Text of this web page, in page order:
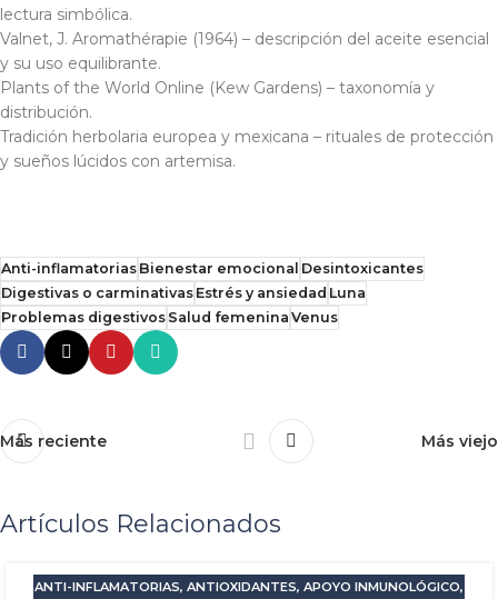
lectura simbólica.
Valnet, J. Aromathérapie (1964) – descripción del aceite esencial
y su uso equilibrante.
Plants of the World Online (Kew Gardens) – taxonomía y
distribución.
Tradición herbolaria europea y mexicana – rituales de protección
y sueños lúcidos con artemisa.
Anti-inflamatoriasBienestar emocional Desintoxicantes
Digestivas o carminativasEstrés y ansiedad Luna
Problemas digestivosSalud femenina Venus
Más reciente Más viejo
Artículos Relacionados
ANTI-INFLAMATORIAS, ANTIOXIDANTES, APOYO INMUNOLÓGICO,